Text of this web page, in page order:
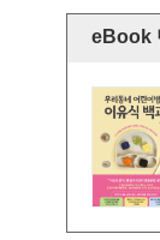
eBook